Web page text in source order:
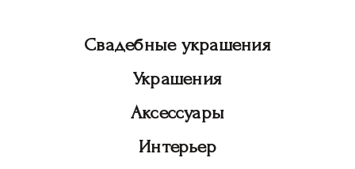
Свадебные украшения
Украшения
Аксессуары
Интерьер